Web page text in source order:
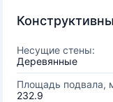
Несущие стены:
Деревянные
Площадь подвала,
232.9